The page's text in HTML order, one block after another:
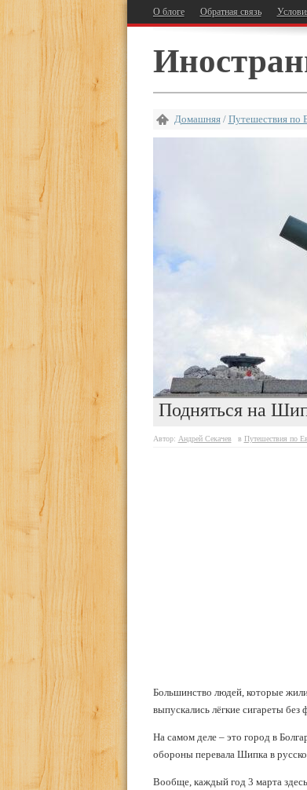
О блоге Обратная связь
Домашняя/ Путешествия по
Подняться на
Автор: Андрей Секачев в Путешествия по
Большинство людей, которые
выпускались лёгкие сигареты без
На самом деле – это город в
обороны перевала Шипка в
Вообще, каждый год 3 марта